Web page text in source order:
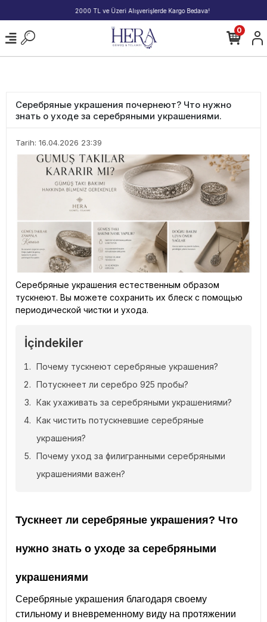
2000 TL ve Üzeri Alışverişlerde Kargo Bedava!
0
Серебряные украшения почернеют? Что нужно
знать о уходе за серебряными украшениями.
Tarih: 16.04.2026 23:39
Серебряные украшения естественным образом
тускнеют. Вы можете сохранить их блеск с помощью
периодической чистки и ухода.
İçindekiler
Почему тускнеют серебряные украшения?
Потускнеет ли серебро 925 пробы?
Как ухаживать за серебряными украшениями?
Как чистить потускневшие серебряные
украшения?
Почему уход за филигранными серебряными
украшениями важен?
Тускнеет ли серебряные украшения? Что
нужно знать о уходе за серебряными
украшениями
Серебряные украшения благодаря своему
стильному и вневременному виду на протяжении